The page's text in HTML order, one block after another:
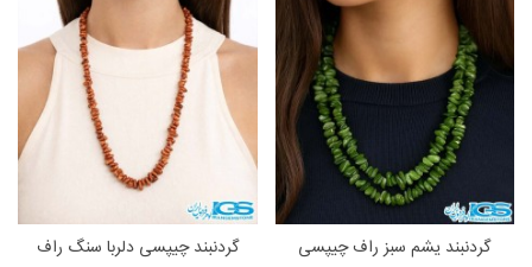
گردنبند یشم سبز راف چیپسی
گردنبند چیپسی دلربا سنگ راف